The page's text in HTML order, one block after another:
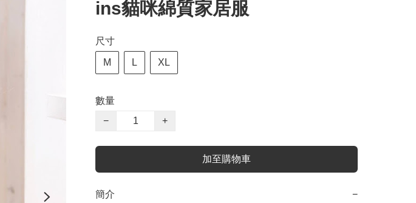
ins貓咪綿質家居服
尺寸
M L XL
數量
−
+
加至購物車
簡介 −